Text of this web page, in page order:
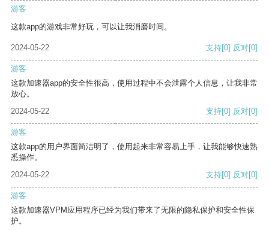
游客
这款app的游戏非常好玩，可以让我消磨时间。
2024-05-22 支持[0] 反对[0]
游客
这款加速器app的安全性很高，使用过程中不会泄露个人信息，让我非常
放心。
2024-05-22
支持[0] 反对[0]
游客
这款app的用户界面简洁明了，使用起来非常容易上手，让我能够快速熟
悉操作。
2024-05-22
支持[0] 反对[0]
游客
这款加速器VPM应用程序已经为我们带来了无限的隐私保护和安全性保
护。